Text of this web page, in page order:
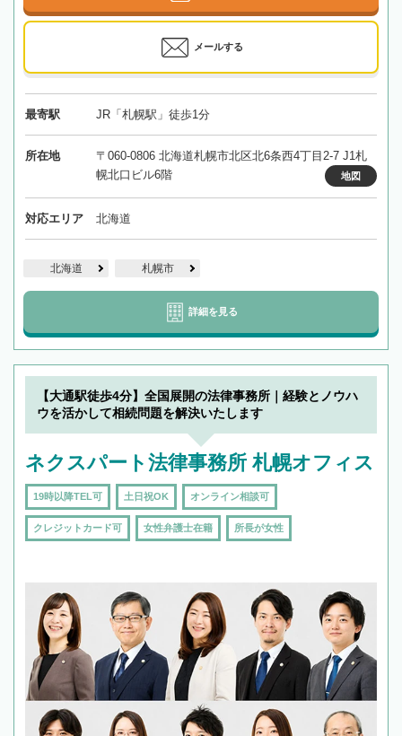
メールする
最寄駅 JR「札幌駅」徒歩1分
所在地
〒060-0806 北海道札幌市北区北6条西4丁目2-7 J1札
幌北口ビル6階
地図
対応エリア 北海道
北海道 札幌市
詳細を見る
【大通駅徒歩4分】全国展開の法律事務所｜経験とノウハ
ウを活かして相続問題を解決いたします
ネクスパート法律事務所 札幌オフィス
19時以降TEL可 土日祝OK オンライン相談可
クレジットカード可 女性弁護士在籍 所長が女性